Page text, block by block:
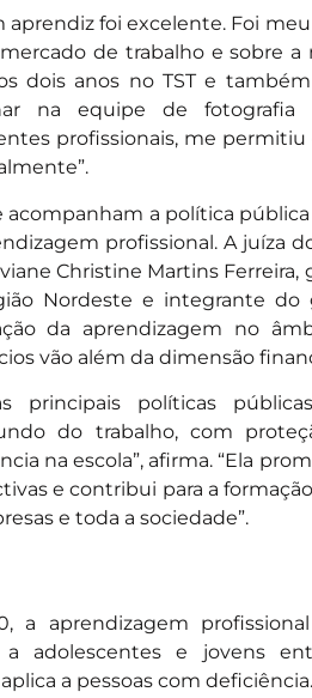
aprendiz foi excelente. Foi
de trabalho e sobre a
dois anos no TST e
na equipe de fotografia
profissionais, me
acompanham a política
profissional. A juíza
Christine Martins
Nordeste e integrante
da aprendizagem no
vão além da dimensão
principais políticas
do trabalho, com
na escola”, afirma. “Ela
e contribui para a
e toda a sociedade”.
a aprendizagem
a adolescentes e jovens
a pessoas com deficiência.